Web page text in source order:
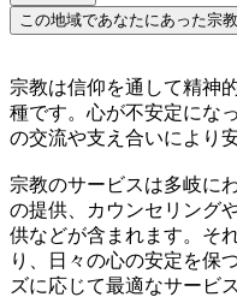
この地域であなたにあった宗
宗教は信仰を通して精神
種です。心が不安定にな
の交流や支え合いにより
宗教のサービスは多岐に
の提供、カウンセリング
供などが含まれます。そ
り、日々の心の安定を保
ズに応じて最適なサービ